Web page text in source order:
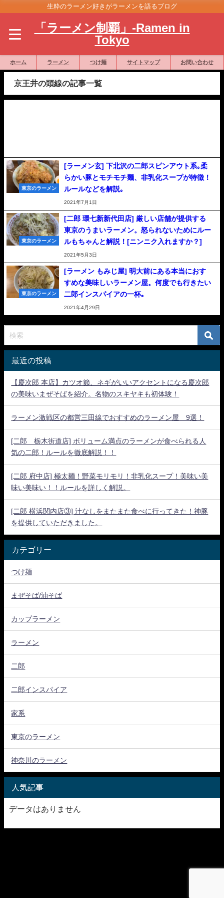
生粋のラーメン好きがラーメンを語るブログ
「ラーメン制覇」-Ramen in
Tokyo
ホーム ラーメン つけ麺 サイトマップ お問い合わせ
京王井の頭線の記事一覧
東京のラーメン
[ラーメン玄] 下北沢の二郎スピンアウト系｡柔
らかい豚とモチモチ麺、非乳化スープが特徴！
ルールなどを解説｡
2021年7月1日
東京のラーメン
[二郎 環七新新代田店] 厳しい店舗が提供する
東京のうまいラーメン。怒られないためにルー
ルもちゃんと解説！[ニンニク入れますか？]
2021年5月3日
東京のラーメン
[ラーメン もみじ屋] 明大前にある本当におす
すめな美味しいラーメン屋。何度でも行きたい
二郎インスパイアの一杯｡
2021年4月29日
最近の投稿
【慶次郎 本店】カツオ節、ネギがいいアクセントになる慶次郎
の美味いまぜそばを紹介。名物のスキヤキも初体験！
ラーメン激戦区の都営三田線でおすすめのラーメン屋 9選！
[二郎 栃木街道店] ボリューム満点のラーメンが食べられる人
気の二郎！ルールを徹底解説！！
[二郎 府中店] 極太麺！野菜モリモリ！非乳化スープ！美味い美
味い美味い！！ルールを詳しく解説。
[二郎 横浜関内店③] 汁なしをまたまた食べに行ってきた！神豚
を提供していただきました。
カテゴリー
つけ麺
まぜそば/油そば
カップラーメン
ラーメン
二郎
二郎インスパイア
家系
東京のラーメン
神奈川のラーメン
人気記事
データはありません